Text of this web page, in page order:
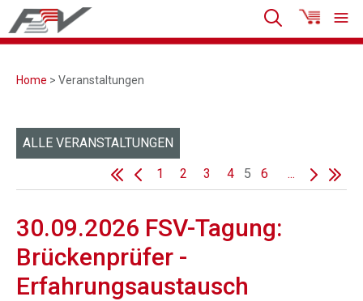
Home > Veranstaltungen
ALLE VERANSTALTUNGEN
1
2 3 4 5 6 ...
30.09.2026 FSV-Tagung:
Brückenprüfer -
Erfahrungsaustausch